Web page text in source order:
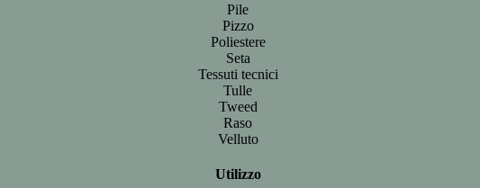
Pile
Pizzo
Poliestere
Seta
Tessuti tecnici
Tulle
Tweed
Raso
Velluto
Utilizzo